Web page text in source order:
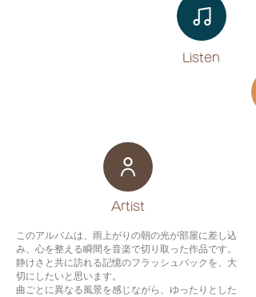
Listen​
​Artist
このアルバムは、雨上がりの朝の光が部屋に差し込
み、心を整える瞬間を音楽で切り取った作品です。
静けさと共に訪れる記憶のフラッシュバックを、大
切にしたいと思います。
曲ごとに異なる風景を感じながら、ゆったりとした